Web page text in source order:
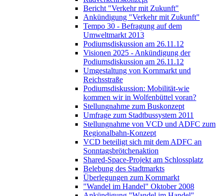
Bericht "Verkehr mit Zukunft"
Ankündigung "Verkehr mit Zukunft"
Tempo 30 - Befragung auf dem
Umweltmarkt 2013
Podiumsdiskussion am 26.11.12
Visionen 2025 - Ankündigung der
Podiumsdiskussion am 26.11.12
Umgestaltung von Kornmarkt und
Reichsstraße
Podiumsdiskussion: Mobilität-wie
kommen wir in Wolfenbüttel voran?
Stellungnahme zum Buskonzept
Umfrage zum Stadtbussystem 2011
Stellungnahme von VCD und ADFC zum
Regionalbahn-Konzept
VCD beteiligt sich mit dem ADFC an
Sonntagsbrötchenaktion
Shared-Space-Projekt am Schlossplatz
Belebung des Stadtmarkts
Überlegungen zum Kornmarkt
"Wandel im Handel" Oktober 2008